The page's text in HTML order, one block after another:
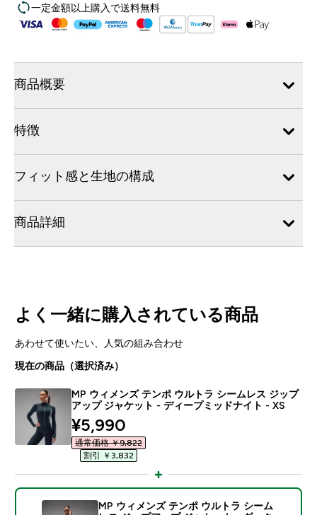
一定金額以上購入で送料無料
商品概要
特徴
フィット感と生地の構成
商品詳細
よく一緒に購入されている商品
あわせて使いたい、人気の組み合わせ
現在の商品（選択済み）
MP ウィメンズ テンポ ウルトラ シームレス ジップ
アップ ジャケット - ディープミッドナイト - XS
discounted price
¥5,990‎
通常価格 ￥9,822‎
割引 ￥3,832‎
MP ウィメンズ テンポ ウルトラ シーム